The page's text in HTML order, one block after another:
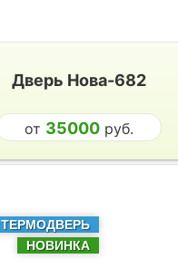
Дверь Нова-682
от 35000 руб.
ТЕРМОДВЕРЬ
НОВИНКА